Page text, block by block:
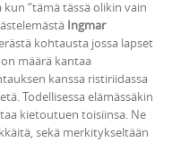
“tämä tässä olikin vain
Ingmar
kohtausta jossa lapset
määrä kantaa
kanssa ristiriidassa
Todellisessa elämässäkin
kietoutuen toisiinsa. Ne
sekä merkitykseltään